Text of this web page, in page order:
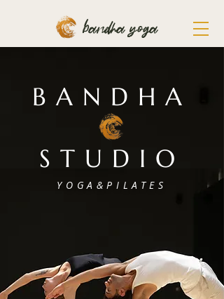
bandha yoga
BANDHA
STUDIO
YOGA&PILATES